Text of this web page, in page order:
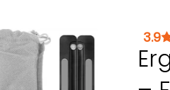
3.9